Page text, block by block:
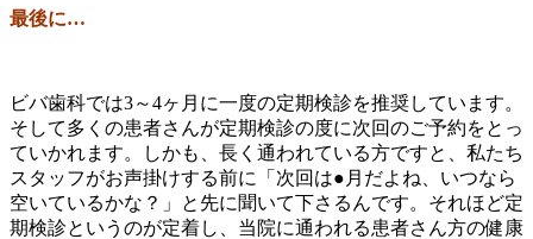
最後に…
ビバ歯科では3～4ヶ月に一度の定期検診を推奨しています。
そして多くの患者さんが定期検診の度に次回のご予約をとっ
ていかれます。しかも、長く通われている方ですと、私たち
スタッフがお声掛けする前に「次回は●月だよね、いつなら
空いているかな？」と先に聞いて下さるんです。それほど定
期検診というのが定着し、当院に通われる患者さん方の健康